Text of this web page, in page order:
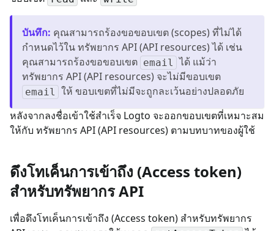
บันทึก: คุณสามารถร้องขอขอบเขต (scopes) ที่ไม่ได้
กำหนดไว้ใน ทรัพยากร API (API resources) ได้ เช่น
คุณสามารถร้องขอขอบเขต email
ได้ แม้ว่า
ทรัพยากร API (API resources) จะไม่มีขอบเขต
email
ให้ ขอบเขตที่ไม่มีจะถูกละเว้นอย่างปลอดภัย
หลังจากลงชื่อเข้าใช้สำเร็จ Logto จะออกขอบเขตที่เหมาะสม
ให้กับ ทรัพยากร API (API resources) ตามบทบาทของผู้ใช้
ดึงโทเค็นการเข้าถึง (Access token)
สำหรับทรัพยากร API
เพื่อดึงโทเค็นการเข้าถึง (Access token) สำหรับทรัพยากร